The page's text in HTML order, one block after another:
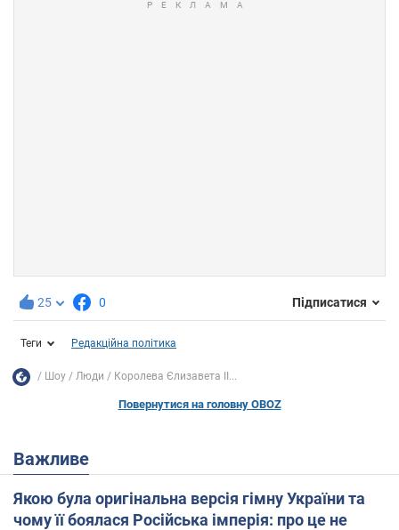
25 0 Підписатися
Теги Редакційна політика
Шоу Люди Королева Єлизавета II...
Повернутися на головну OBOZ
Важливе
Якою була оригінальна версія гімну України та
чому її боялася Російська імперія: про це не